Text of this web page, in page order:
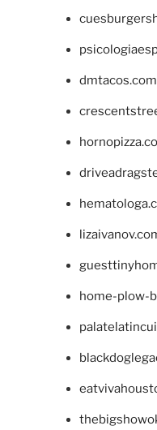
dmtacos.com
home-plow-